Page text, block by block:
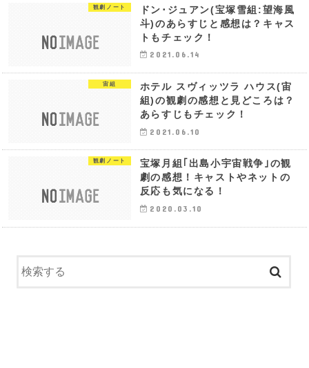
観劇ノート
ドン･ジュアン(宝塚雪組:望海風
斗)のあらすじと感想は？キャス
トもチェック！
2021.06.14
宙組
ホテル スヴィッツラ ハウス(宙
組)の観劇の感想と見どころは？
あらすじもチェック！
2021.06.10
観劇ノート
宝塚月組｢出島小宇宙戦争｣の観
劇の感想！キャストやネットの
反応も気になる！
2020.03.10